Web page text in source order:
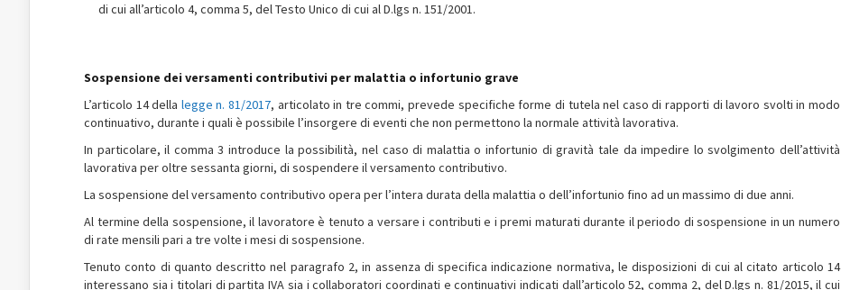
di cui all’articolo 4, comma 5, del Testo Unico di cui al D.lgs n. 151/2001.
Sospensione dei versamenti contributivi per malattia o infortunio grave
L’articolo 14 della legge n. 81/2017, articolato in tre commi, prevede specifiche forme di tutela nel caso di rapporti di lavoro svolti in modo
continuativo, durante i quali è possibile l’insorgere di eventi che non permettono la normale attività lavorativa.
In particolare, il comma 3 introduce la possibilità, nel caso di malattia o infortunio di gravità tale da impedire lo svolgimento dell’attività
lavorativa per oltre sessanta giorni, di sospendere il versamento contributivo.
La sospensione del versamento contributivo opera per l’intera durata della malattia o dell’infortunio fino ad un massimo di due anni.
Al termine della sospensione, il lavoratore è tenuto a versare i contributi e i premi maturati durante il periodo di sospensione in un numero
di rate mensili pari a tre volte i mesi di sospensione.
Tenuto conto di quanto descritto nel paragrafo 2, in assenza di specifica indicazione normativa, le disposizioni di cui al citato articolo 14
interessano sia i titolari di partita IVA sia i collaboratori coordinati e continuativi indicati dall’articolo 52, comma 2, del D.lgs n. 81/2015, il cui